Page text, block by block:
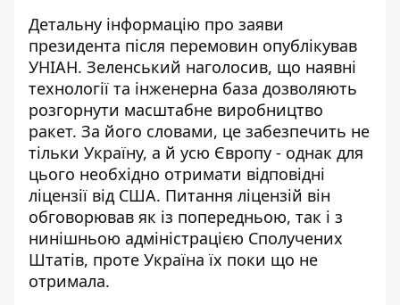
Детальну інформацію про заяви
президента після перемовин опублікував
УНІАН. Зеленський наголосив, що наявні
технології та інженерна база дозволяють
розгорнути масштабне виробництво
ракет. За його словами, це забезпечить не
тільки Україну, а й усю Європу - однак для
цього необхідно отримати відповідні
ліцензії від США. Питання ліцензій він
обговорював як із попередньою, так і з
нинішньою адміністрацією Сполучених
Штатів, проте Україна їх поки що не
отримала.